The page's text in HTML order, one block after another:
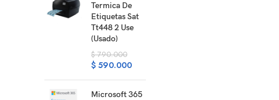
Termica De
Etiquetas Sat
Tt448 2 Use
(Usado)
$790.000
$ 590.000
Microsoft 365